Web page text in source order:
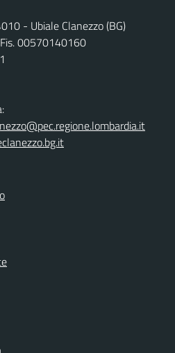
- Ubiale Clanezzo (BG)
00570140160